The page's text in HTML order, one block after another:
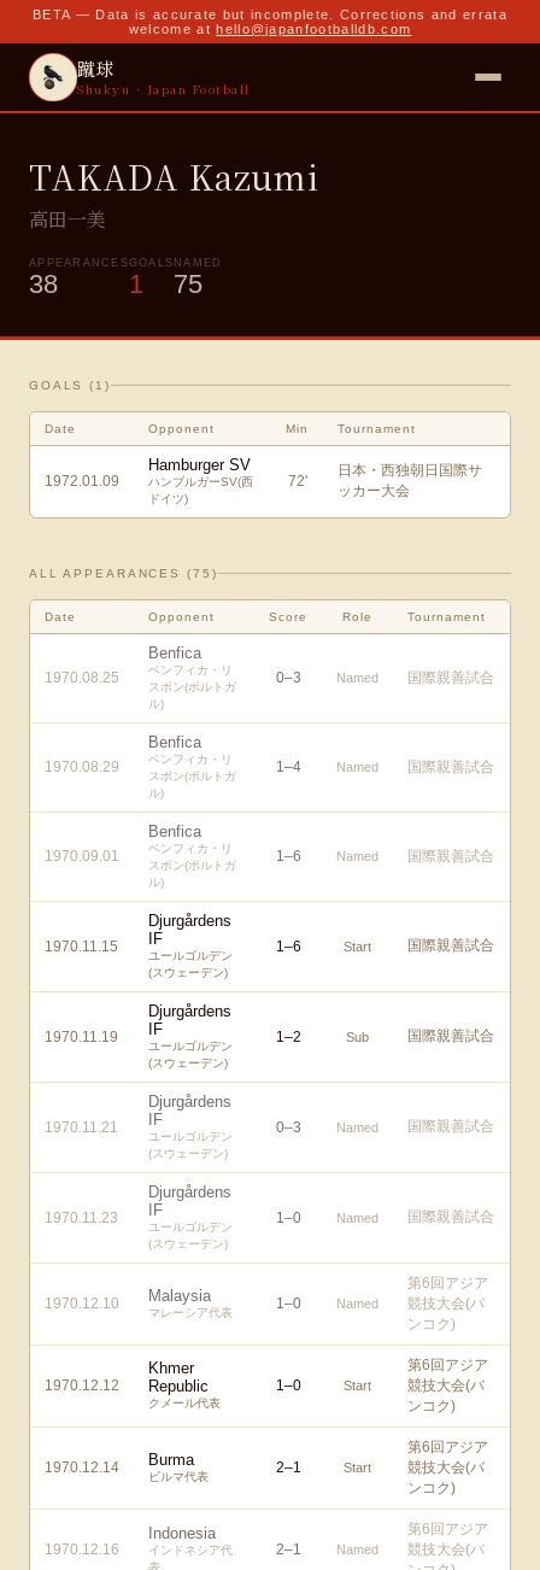
BETA — Data is accurate but incomplete. Corrections and errata
welcome at hello@japanfootballdb.com
蹴球
Shukyu · Japan Football
TAKADA Kazumi
高田一美
APPEARANCES
38
GOALS
1
NAMED
75
GOALS ( 1 )
Date Opponent Min Tournament
1972.01.09
Hamburger SV
ハンブルガーSV(西
ドイツ)
72'
日本・西独朝日国際サ
ッカー大会
ALL APPEARANCES (75 )
Date Opponent Score Role Tournament
1970.08.25
Benfica
ベンフィカ・リ
スボン(ポルトガ
ル)
0–3 Named 国際親善試合
1970.08.29
Benfica
ベンフィカ・リ
スボン(ポルトガ
ル)
1–4 Named 国際親善試合
1970.09.01
Benfica
ベンフィカ・リ
スボン(ポルトガ
ル)
1–6 Named 国際親善試合
1970.11.15
Djurgårdens
IF
ユールゴルデン
(スウェーデン)
1–6 Start 国際親善試合
1970.11.19
Djurgårdens
IF
ユールゴルデン
(スウェーデン)
1–2 Sub 国際親善試合
1970.11.21
Djurgårdens
IF
ユールゴルデン
(スウェーデン)
0–3 Named 国際親善試合
1970.11.23
Djurgårdens
IF
ユールゴルデン
(スウェーデン)
1–0 Named 国際親善試合
1970.12.10 Malaysia
マレーシア代表
1–0 Named
第6回アジア
競技大会(バ
ンコク)
1970.12.12
Khmer
Republic
クメール代表
1–0 Start
第6回アジア
競技大会(バ
ンコク)
1970.12.14 Burma
ビルマ代表
2–1 Start
第6回アジア
競技大会(バ
ンコク)
1970.12.16
Indonesia
インドネシア代
表
2–1 Named
第6回アジア
競技大会(バ